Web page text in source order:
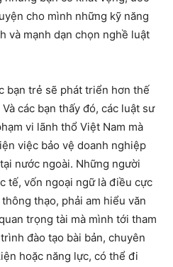
cho mình những kỹ năng
và mạnh dạn chọn nghề luật
bạn trẻ sẽ phát triển hơn thế
các bạn thấy đó, các luật sư
vi lãnh thổ Việt Nam mà
việc bảo vệ doanh nghiệp
nước ngoài. Những người
tế, vốn ngoại ngữ là điều cực
thạo, phải am hiểu văn
trọng tài mà mình tới tham
đào tạo bài bản, chuyên
hoặc năng lực, có thể đi